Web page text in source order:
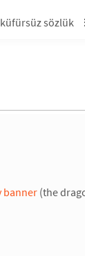
küfürsüz sözlük
banner (the